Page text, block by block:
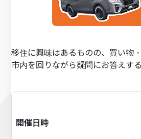
移住に興味はあるものの、買い物
市内を回りながら疑問にお答えする
開催日時